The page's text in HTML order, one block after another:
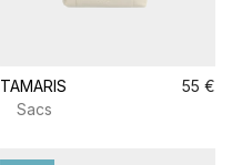
TAMARIS
55 €
Sacs